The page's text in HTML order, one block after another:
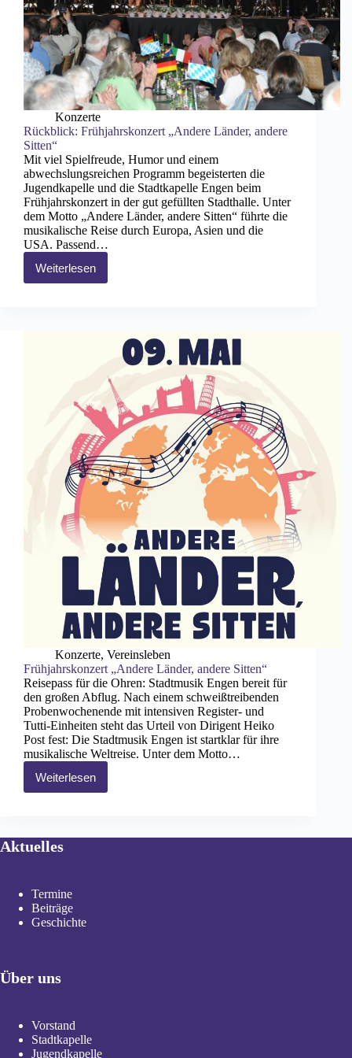
Konzerte
Rückblick: Frühjahrskonzert „Andere Länder, andere
Sitten“
Mit viel Spielfreude, Humor und einem
abwechslungsreichen Programm begeisterten die
Jugendkapelle und die Stadtkapelle Engen beim
Frühjahrskonzert in der gut gefüllten Stadthalle. Unter
dem Motto „Andere Länder, andere Sitten“ führte die
musikalische Reise durch Europa, Asien und die
USA. Passend…
Weiterlesen
Rückblick:
Frühjahrskonzert
Konzerte, Vereinsleben
Frühjahrskonzert „Andere Länder, andere Sitten“
Reisepass für die Ohren: Stadtmusik Engen bereit für
den großen Abflug. Nach einem schweißtreibenden
Probenwochenende mit intensiven Register- und
Tutti-Einheiten steht das Urteil von Dirigent Heiko
Post fest: Die Stadtmusik Engen ist startklar für ihre
musikalische Weltreise. Unter dem Motto…
WeiterlesenFrühjahrskonzert
„Andere
Sitten“
Aktuelles
Termine
Beiträge
Geschichte
Über uns
Vorstand
Stadtkapelle
Jugendkapelle